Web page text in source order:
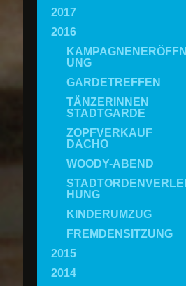
2017
2016
KAMPAGNENERÖFFN
UNG
GARDETREFFEN
TÄNZERINNEN
STADTGARDE
ZOPFVERKAUF
DACHO
WOODY-ABEND
STADTORDENVERLEI
HUNG
KINDERUMZUG
FREMDENSITZUNG
2015
2014